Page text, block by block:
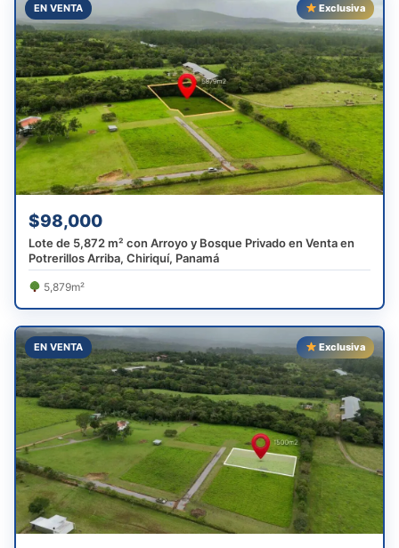
EN VENTA Exclusiva
$98,000
Lote de 5,872 m² con Arroyo y Bosque Privado en Venta en
Potrerillos Arriba, Chiriquí, Panamá
5,879m²
EN VENTA Exclusiva